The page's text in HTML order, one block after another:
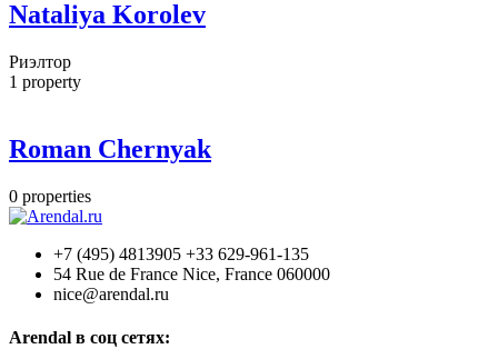
Nataliya Korolev
Риэлтор
1 property
Roman Chernyak
0 properties
+7 (495) 4813905 +33 629-961-135
54 Rue de France Nice, France 060000
nice@arendal.ru
Arendal в соц сетях: